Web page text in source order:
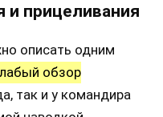
прицеливания
описать одним
обзор
так и у командира